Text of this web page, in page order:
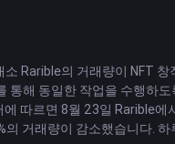
Rarible의 거래량이 NFT
통해 동일한 작업을 수행하
따르면 8월 23일 Rarible
거래량이 감소했습니다.